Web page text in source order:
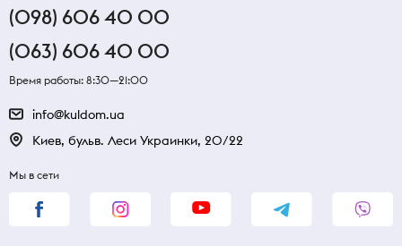
(098) 606 40 00
(063) 606 40 00
Время работы: 8:30—21:00
info@kuldom.ua
Киев, бульв. Леси Украинки, 20/22
Мы в сети